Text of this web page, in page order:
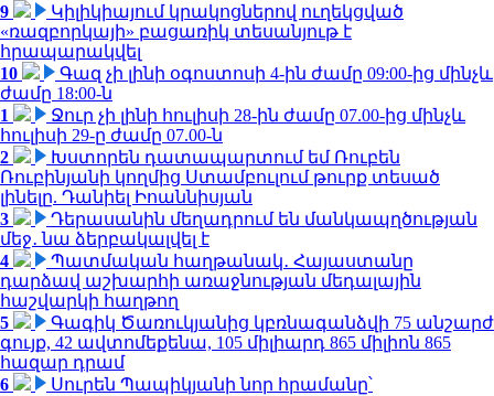
9
Կիլիկիայում կրակոցներով ուղեկցված
«ռազբորկայի» բացառիկ տեսանյութ է
հրապարակվել
10
Գազ չի լինի օգոստոսի 4-ին ժամը 09:00-ից մինչև
ժամը 18:00-ն
1
Ջուր չի լինի հուլիսի 28-ին ժամը 07.00-ից մինչև
հուլիսի 29-ը ժամը 07.00-ն
2
Խստորեն դատապարտում եմ Ռուբեն
Ռուբինյանի կողմից Ստամբուլում թուրք տեսած
լինելը. Դանիել Իոաննիսյան
3
Դերասանին մեղադրում են մանկապղծության
մեջ․ նա ձերբակալվել է
4
Պատմական հաղթանակ․ Հայաստանը
դարձավ աշխարհի առաջնության մեդալային
հաշվարկի հաղթող
5
Գագիկ Ծառուկյանից կբռնագանձվի 75 անշարժ
գույք, 42 ավտոմեքենա, 105 միլիարդ 865 միլիոն 865
հազար դրամ
6
Սուրեն Պապիկյանի նոր հրամանը՝